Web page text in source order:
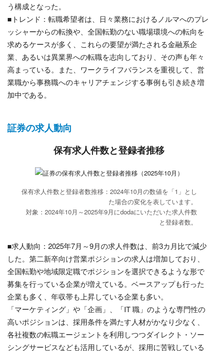
う構成となった。
■トレンド：転職希望者は、日々業務におけるノルマへのプレ
ッシャーからの転換や、全国転勤のない職場環境への転向を
求めるケースが多く、これらの要望が満たされる金融系企
業、あるいは異業界への転職を志向しており、その声も年々
高まっている。また、ワークライフバランスを重視して、営
業職から事務職へのキャリアチェンジする事例も引き続き増
加中である。
証券の求人動向
保有求人件数と登録者推移
保有求人件数と登録者数推移：2024年10月の数値を「1」とし
た場合の変化を表しています。
対象：2024年10月～2025年9月にdodaにいただいた求人件数
と登録者数。
■求人動向：2025年7月～9月の求人件数は、前3カ月比で減少
した。第二新卒向け営業ポジションの求人は増加しており、
全国転勤や地域限定職でポジションを選択できるような形で
募集を行っている企業が増えている。ベースアップも行った
企業も多く、年収帯も上昇している企業も多い。
「マーケティング」や「企画」、「IT 職」のような専門性の
高いポジションは、採用条件を満たす人材がかなり少なく、
各社複数の転職エージェントを利用しつつダイレクト・ソー
シングサービスなども活用しているが、採用に苦戦している